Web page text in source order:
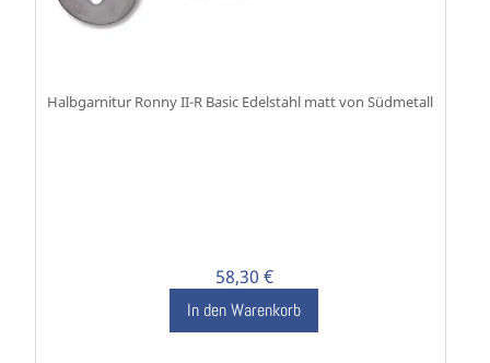
Halbgarnitur Ronny II-R Basic Edelstahl matt von Südmetall
58,30 €
In den Warenkorb